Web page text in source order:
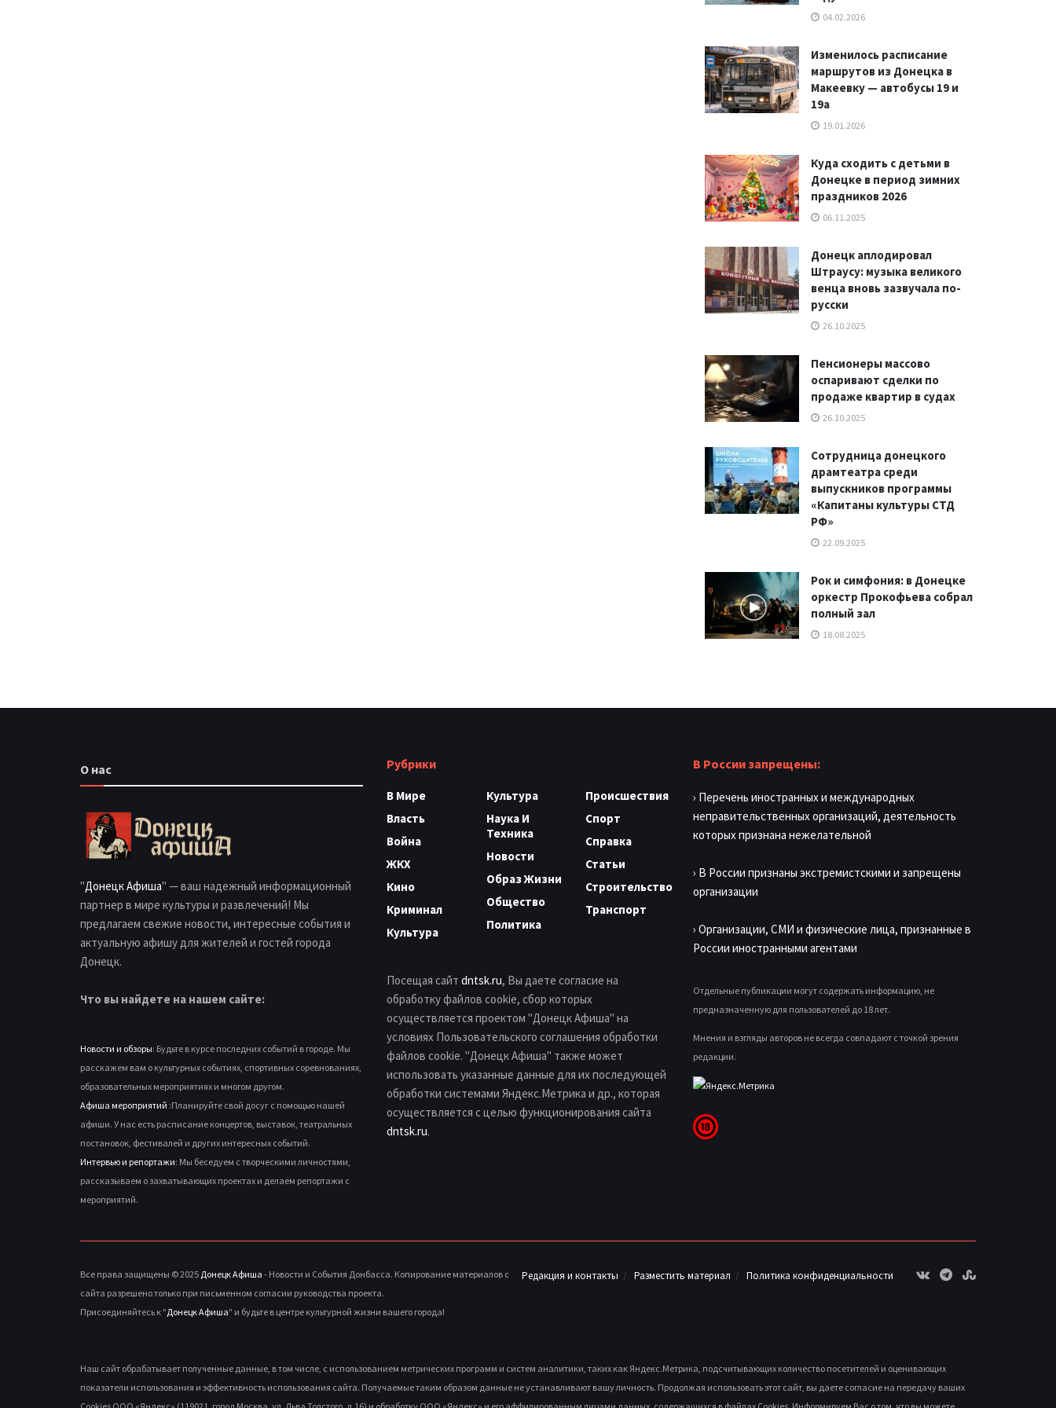
04.02.2026
Изменилось расписание
маршрутов из Донецка в
Макеевку — автобусы 19 и
19а
19.01.2026
Куда сходить с детьми в
Донецке в период зимних
праздников 2026
06.11.2025
Донецк аплодировал
Штраусу: музыка великого
венца вновь зазвучала по-
русски
26.10.2025
Пенсионеры массово
оспаривают сделки по
продаже квартир в судах
26.10.2025
Сотрудница донецкого
драмтеатра среди
выпускников программы
«Капитаны культуры СТД
РФ»
22.09.2025
Рок и симфония: в Донецке
оркестр Прокофьева собрал
полный зал
18.08.2025
О нас
"Донецк Афиша" — ваш надежный информационный
партнер в мире культуры и развлечений! Мы
предлагаем свежие новости, интересные события и
актуальную афишу для жителей и гостей города
Донецк.
Что вы найдете на нашем сайте:
Новости и обзоры: Будьте в курсе последних событий в городе. Мы
расскажем вам о культурных событиях, спортивных соревнованиях,
образовательных мероприятиях и многом другом.
Афиша мероприятий :Планируйте свой досуг с помощью нашей
афиши. У нас есть расписание концертов, выставок, театральных
постановок, фестивалей и других интересных событий.
Интервью и репортажи: Мы беседуем с творческими личностями,
рассказываем о захватывающих проектах и делаем репортажи с
мероприятий.
Рубрики
В Мире
Власть
Война
ЖКХ
Кино
Криминал
Культура
Культура
Наука И
Техника
Новости
Образ Жизни
Общество
Политика
Происшествия
Спорт
Справка
Статьи
Строительство
Транспорт
Посещая сайт dntsk.ru, Вы даете согласие на
обработку файлов cookie, сбор которых
осуществляется проектом "Донецк Афиша" на
условиях Пользовательского соглашения обработки
файлов cookie. "Донецк Афиша" также может
использовать указанные данные для их последующей
обработки системами Яндекс.Метрика и др., которая
осуществляется с целью функционирования сайта
dntsk.ru.
В России запрещены:
› Перечень иностранных и международных
неправительственных организаций, деятельность
которых признана нежелательной
› В России признаны экстремистскими и запрещены
организации
› Организации, СМИ и физические лица, признанные в
России иностранными агентами
Отдельные публикации могут содержать информацию, не
предназначенную для пользователей до 18 лет.
Мнения и взгляды авторов не всегда совпадают с точкой зрения
редакции.
Редакция и контакты Разместить материал Политика конфиденциальности
Все права защищены © 2025 Донецк Афиша - Новости и События Донбасса. Копирование материалов с
сайта разрешено только при письменном согласии руководства проекта.
Присоединяйтесь к "Донецк Афиша" и будьте в центре культурной жизни вашего города!
Наш сайт обрабатывает полученные данные, в том числе, с использованием метрических программ и систем аналитики, таких как Яндекс.Метрика, подсчитывающих количество посетителей и оценивающих
показатели использования и эффективность использования сайта. Получаемые таким образом данные не устанавливают вашу личность. Продолжая использовать этот сайт, вы даете согласие на передачу ваших